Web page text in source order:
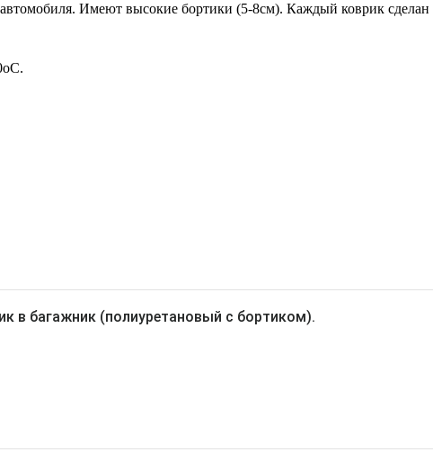
Имеют высокие бортики (5-8см). Каждый коврик сделан
в багажник (полиуретановый с бортиком).